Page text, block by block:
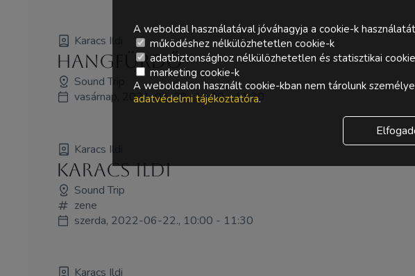
Karacs Ildi
Hangfürdő
Sound Trip
vasárnap, 2021-08-29., 10:00 - 11:30
Karacs Ildi
Karacs Ildi
Sound Trip
zene
szerda, 2022-06-22., 10:00 - 11:30
Karacs Ildi
A weboldal használatával jóváhagyja a cookie-k
működéshez nélkülözhetetlen cookie-k
adatbiztonsághoz nélkülözhetetlen és statisztikai
marketing cookie-k
A weboldalon használt cookie-kban nem tárolunk
adatvédelmi tájékoztatóra.